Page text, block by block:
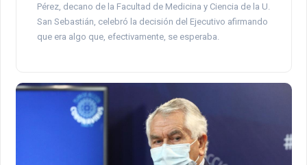
Pérez, decano de la Facultad de Medicina y Ciencia de la U.
San Sebastián, celebró la decisión del Ejecutivo afirmando
que era algo que, efectivamente, se esperaba.